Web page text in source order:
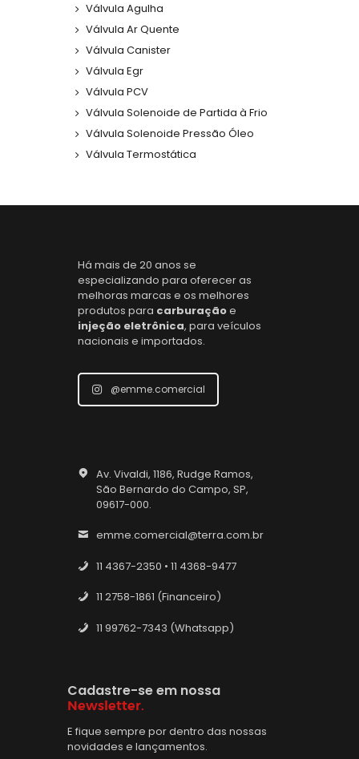
Válvula Agulha
Válvula Ar Quente
Válvula Canister
Válvula Egr
Válvula PCV
Válvula Solenoide de Partida à Frio
Válvula Solenoide Pressão Óleo
Válvula Termostática
Há mais de 20 anos se
especializando para oferecer as
melhoras marcas e os melhores
produtos para carburaçãoe
injeção eletrônica, para veículos
nacionais e importados.
@emme.comercial
Av. Vivaldi, 1186, Rudge Ramos,
São Bernardo do Campo, SP,
09617-000.
emme.comercial@terra.com.br
11 4367-2350 • 11 4368-9477
11 2758-1861 (Financeiro)
11 99762-7343 (Whatsapp)
Cadastre-se em nossa
Newsletter.
E fique sempre por dentro das nossas
novidades e lançamentos.